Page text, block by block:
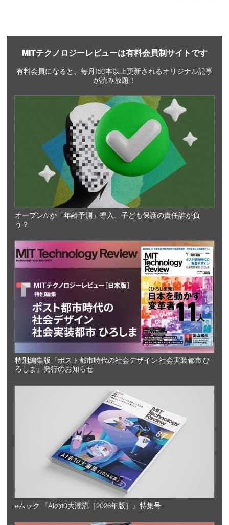
MITテクノロジーレビューは有料会員制サイトです
有料会員になると、毎月150本以上更新されるオリジナル記事
が読み放題！
オープンAIが「年齢予測」導入、子ども保護の責任誰が負
う？
特別編集版『ポスト都市時代の社会デザイン 社会実装都市 ひ
ろしま』発行のお知らせ
eムック 『AIの10大潮流［2026年版］』特集号